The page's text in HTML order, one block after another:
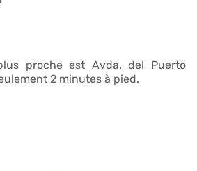
proche est Avda. del Puerto
2 minutes à pied.